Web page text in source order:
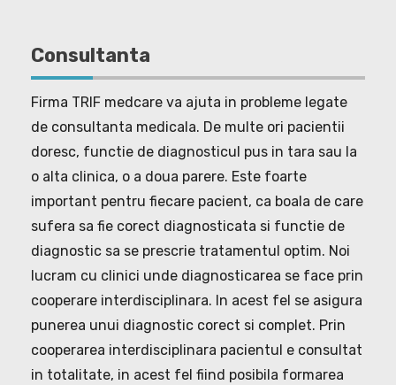
Consultanta
Firma TRIF medcare va ajuta in probleme legate
de consultanta medicala. De multe ori pacientii
doresc, functie de diagnosticul pus in tara sau la
o alta clinica, o a doua parere. Este foarte
important pentru fiecare pacient, ca boala de care
sufera sa fie corect diagnosticata si functie de
diagnostic sa se prescrie tratamentul optim. Noi
lucram cu clinici unde diagnosticarea se face prin
cooperare interdisciplinara. In acest fel se asigura
punerea unui diagnostic corect si complet. Prin
cooperarea interdisciplinara pacientul e consultat
in totalitate, in acest fel fiind posibila formarea